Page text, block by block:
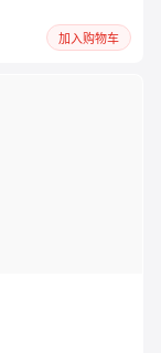
加入购物车